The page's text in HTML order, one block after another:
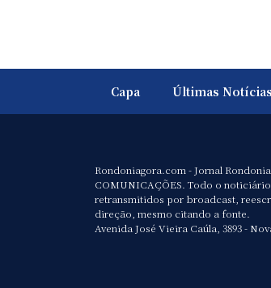
Capa Últimas Notícias
Rondoniagora.com - Jornal
COMUNICAÇÕES. Todo o
retransmitidos por broadcast,
direção, mesmo citando a fonte.
Avenida José Vieira Caúla, 3893 -